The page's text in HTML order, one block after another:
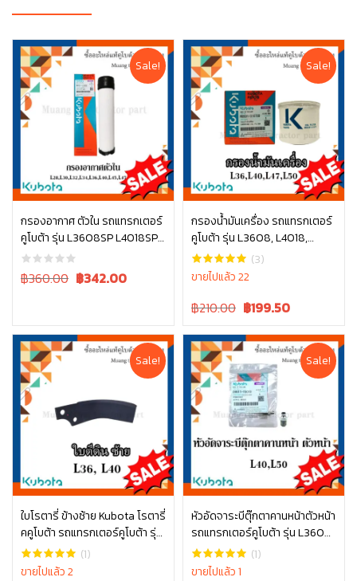
Sale!
กรองอากาศ ตัวใน รถแทรกเตอร์
คูโบต้า รุ่น L3608SP L4018SP
L4708SP W9501-31090B
Original
฿360.00 Current
฿342.00
หยิบใส่ตะกร้า
Sale!
กรองน้ำมันเครื่อง รถแทรกเตอร์
คูโบต้า รุ่น L3608, L4018,
L4508, L4708, L5018, M6040
, W9501-31070B
(3)
ขายไปแล้ว 22
Original
was:
฿210.00.
฿210.00 Current
is:
฿210.00.
฿199.50
หยิบใส่ตะกร้า
Sale!
ใบโรตารี่ ข้างซ้าย Kubota โรตารี่
คคูโบต้า รถแทรกเตอร์คูโบต้า รุ่น
L3608 L4018 W9516-54163
(1)
ขายไปแล้ว 2
หยิบใส่ตะกร้า
Sale!
หัวอัดจาระบีตุ๊กตาคานหน้าตัวหน้า
รถแทรกเตอร์คูโบต้า รุ่น L3608
– L5018 06611-15010
(1)
ขายไปแล้ว 1
หยิบใส่ตะกร้า